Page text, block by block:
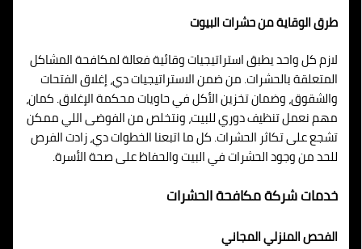
طرق الوقاية من حشرات البيوت
لازم كل واحد يطبق استراتيجيات وقائية فعالة لمكافحة المشاكل
المتعلقة بالحشرات. من ضمن الاستراتيجيات دي، إغلاق الفتحات
والشقوق، وضمان تخزين الأكل في حاويات محكمة الإغلاق. كمان،
مهم نعمل تنظيف دوري للبيت، ونتخلص من الفوضى اللي ممكن
تشجع على تكاثر الحشرات. كل ما اتبعنا الخطوات دي، زادت الفرص
للحد من وجود الحشرات في البيت والحفاظ على صحة الأسرة.
خدمات شركة مكافحة الحشرات
الفحص المنزلي المجاني